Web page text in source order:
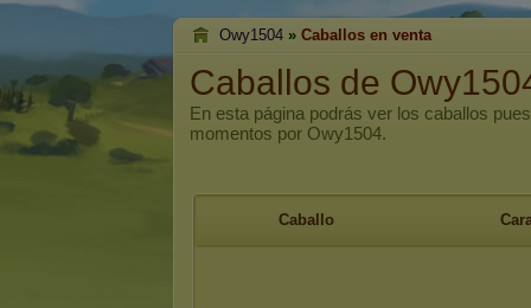
Owy1504 » Caballos en venta
Caballos de
En esta página podrás ver los caballos
momentos por Owy1504.
Caballo